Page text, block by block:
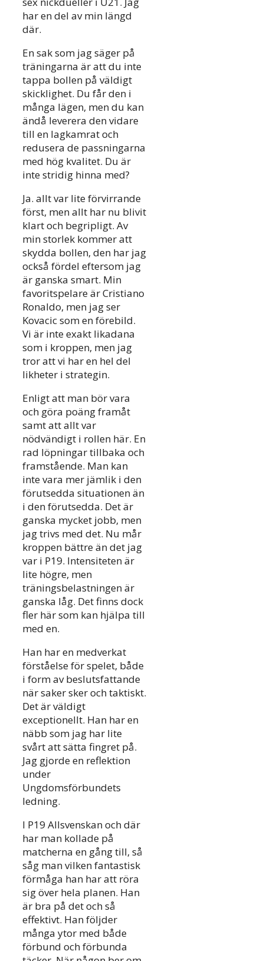
har en del av min längd
där.
En sak som jag säger på
träningarna är att du inte
tappa bollen på väldigt
skicklighet. Du får den i
många lägen, men du kan
ändå leverera den vidare
till en lagkamrat och
redusera de passningarna
med hög kvalitet. Du är
inte stridig hinna med?
Ja. allt var lite förvirrande
först, men allt har nu blivit
klart och begripligt. Av
min storlek kommer att
skydda bollen, den har jag
också fördel eftersom jag
är ganska smart. Min
favoritspelare är Cristiano
Ronaldo, men jag ser
Kovacic som en förebild.
Vi är inte exakt likadana
som i kroppen, men jag
tror att vi har en hel del
likheter i strategin.
Enligt att man bör vara
och göra poäng framåt
samt att allt var
nödvändigt i rollen här. En
rad löpningar tillbaka och
framstående. Man kan
inte vara mer jämlik i den
förutsedda situationen än
i den förutsedda. Det är
ganska mycket jobb, men
jag trivs med det. Nu mår
kroppen bättre än det jag
var i P19. Intensiteten är
lite högre, men
träningsbelastningen är
ganska låg. Det finns dock
fler här som kan hjälpa till
med en.
Han har en medverkat
förståelse för spelet, både
i form av beslutsfattande
när saker sker och taktiskt.
Det är väldigt
exceptionellt. Han har en
näbb som jag har lite
svårt att sätta fingret på.
Jag gjorde en reflektion
under
Ungdomsförbundets
ledning.
I P19 Allsvenskan och där
har man kollade på
matcherna en gång till, så
såg man vilken fantastisk
förmåga han har att röra
sig över hela planen. Han
är bra på det och så
effektivt. Han följder
många ytor med både
förbund och förbunda